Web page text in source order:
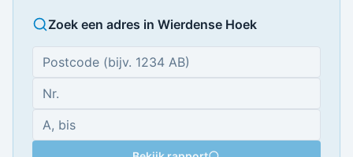
Zoek een adres in Wierdense Hoek